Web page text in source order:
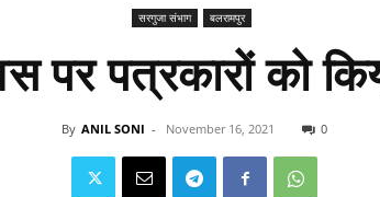
सरगुजा संभाग बलरामपुर
पर पत्रकारों को
By ANIL SONI - November 16, 2021 0